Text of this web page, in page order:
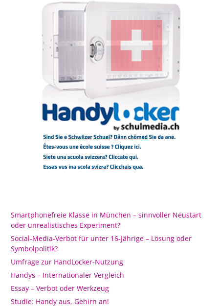
Smartphonefreie Klasse in München – sinnvoller Neustart
oder unrealistisches Experiment?
Social-Media-Verbot für unter 16-Jährige – Lösung oder
Symbolpolitik?
Umfrage zur HandLocker-Nutzung
Handys – Internationaler Vergleich
Essay – Verbot oder Werkzeug
Studie: Handy aus, Gehirn an!